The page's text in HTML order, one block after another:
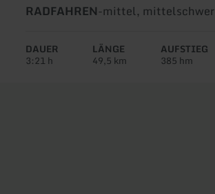
Art
Tour:
RADFAHREN-Schwierigkeit:
mittel, mittelschwer
DAUER
3:21 h
LÄNGE
49,5 km
AUFSTIEG
385 hm